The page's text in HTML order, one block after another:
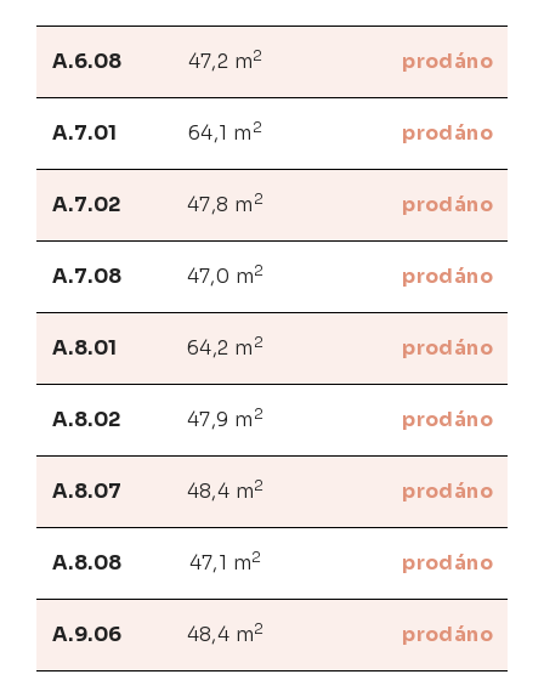
A.6.08 47,2 m2 prodáno
A.7.01 64,1 m 2 prodáno
A.7.02 47,8 m 2 prodáno
A.7.08 47,0 m2 prodáno
A.8.01 64,2 m 2 prodáno
A.8.02 47,9 m 2 prodáno
A.8.07 48,4 m2 prodáno
A.8.08 47,1 m2 prodáno
A.9.06 48,4 m2 prodáno